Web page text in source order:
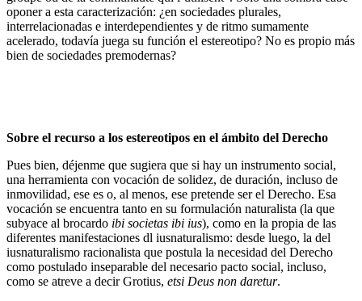
oponer a esta caracterización: ¿en sociedades plurales,
interrelacionadas e interdependientes y de ritmo sumamente
acelerado, todavía juega su función el estereotipo? No es propio más
bien de sociedades premodernas?
Sobre el recurso a los estereotipos en el ámbito del Derecho
Pues bien, déjenme que sugiera que si hay un instrumento social,
una herramienta con vocación de solidez, de duración, incluso de
inmovilidad, ese es o, al menos, ese pretende ser el Derecho. Esa
vocación se encuentra tanto en su formulación naturalista (la que
subyace al brocardo ibi societas ibi ius), como en la propia de las
diferentes manifestaciones dl iusnaturalismo: desde luego, la del
iusnaturalismo racionalista que postula la necesidad del Derecho
como postulado inseparable del necesario pacto social, incluso,
como se atreve a decir Grotius, etsi Deus non daretur.